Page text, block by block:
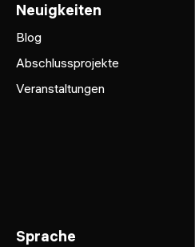
Neuigkeiten
Blog
Abschlussprojekte
Veranstaltungen
Sprache